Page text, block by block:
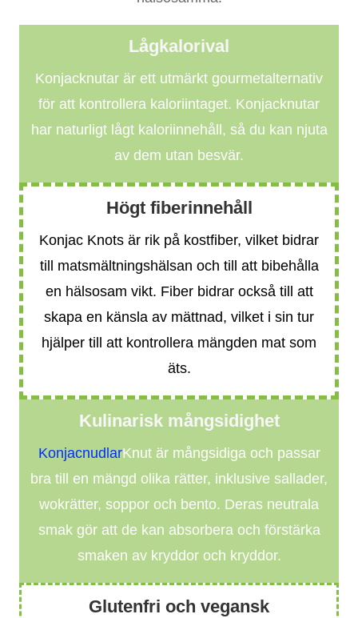
Lågkalorival
Konjacknutar är ett utmärkt gourmetalternativ
för att kontrollera kaloriintaget. Konjacknutar
har naturligt lågt kaloriinnehåll, så du kan njuta
av dem utan besvär.
Högt fiberinnehåll
Konjac Knots är rik på kostfiber, vilket bidrar
till matsmältningshälsan och till att bibehålla
en hälsosam vikt. Fiber bidrar också till att
skapa en känsla av mättnad, vilket i sin tur
hjälper till att kontrollera mängden mat som
äts.
Kulinarisk mångsidighet
KonjacnudlarKnut är mångsidiga och passar
bra till en mängd olika rätter, inklusive sallader,
wokrätter, soppor och bento. Deras neutrala
smak gör att de kan absorbera och förstärka
smaken av kryddor och kryddor.
Glutenfri och vegansk